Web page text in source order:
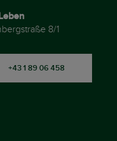
8/1
+43 1 89 06 458